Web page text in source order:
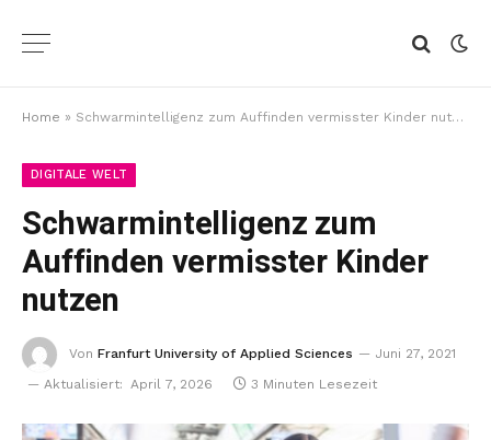
Home » Schwarmintelligenz zum Auffinden vermisster Kinder nutzen
DIGITALE WELT
Schwarmintelligenz zum
Auffinden vermisster Kinder
nutzen
Von Franfurt University of Applied Sciences
Juni 27, 2021
Aktualisiert: April 7, 2026 3 Minuten Lesezeit